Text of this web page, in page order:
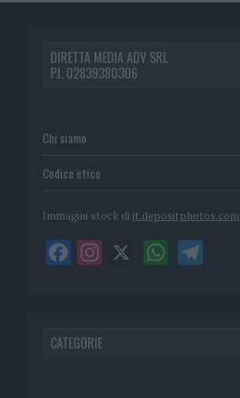
DIRETTA MEDIA ADV SRL
P.I. 02839380306
Chi siamo
Codice etico
Immagini stock di it.depositphotos.com
CATEGORIE